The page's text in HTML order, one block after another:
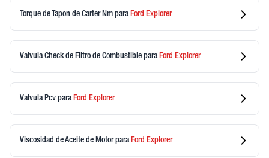
Torque de Tapon de Carter Nm para Ford Explorer
Valvula Check de Filtro de Combustible para Ford Explorer
Valvula Pcv para Ford Explorer
Viscosidad de Aceite de Motorpara Ford Explorer